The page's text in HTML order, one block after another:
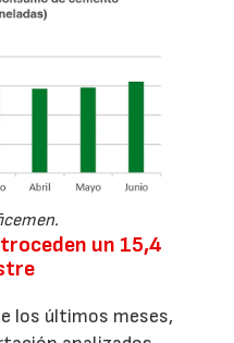
un 15,4
los últimos meses,